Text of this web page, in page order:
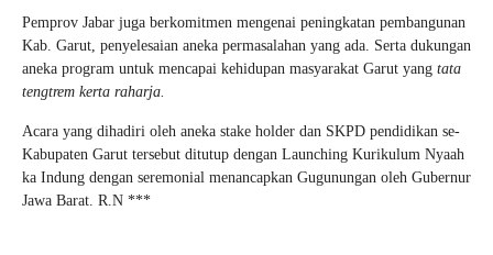
Pemprov Jabar juga berkomitmen mengenai peningkatan pembangunan
Kab. Garut, penyelesaian aneka permasalahan yang ada. Serta dukungan
aneka program untuk mencapai kehidupan masyarakat Garut yang tata
tengtrem kerta raharja.
Acara yang dihadiri oleh aneka stake holder dan SKPD pendidikan se-
Kabupaten Garut tersebut ditutup dengan Launching Kurikulum Nyaah
ka Indung dengan seremonial menancapkan Gugunungan oleh Gubernur
Jawa Barat. R.N ***